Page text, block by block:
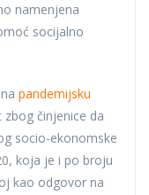
namenjena
socijalno
pandemijsku
činjenice da
socio-ekonomske
koja je i po broju
kao odgovor na